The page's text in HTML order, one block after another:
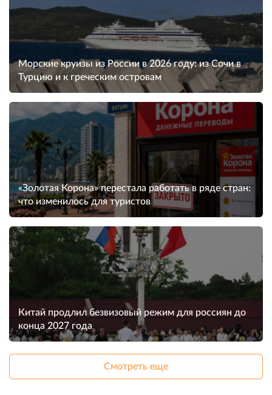
Морские круизы из России в 2026 году: из Сочи в
Турцию и к греческим островам
«Золотая Корона» перестала работать в ряде стран:
что изменилось для туристов
Китай продлил безвизовый режим для россиян до
конца 2027 года
Смотреть еще